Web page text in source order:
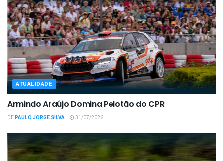
ATUALIDADE
Armindo Araújo Domina Pelotão do CPR
DEPAULO JORGE SILVA 31/07/2026